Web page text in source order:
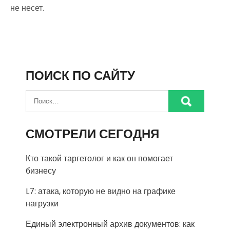
не несет.
ПОИСК ПО САЙТУ
СМОТРЕЛИ СЕГОДНЯ
Кто такой таргетолог и как он помогает
бизнесу
L7: атака, которую не видно на графике
нагрузки
Единый электронный архив документов: как